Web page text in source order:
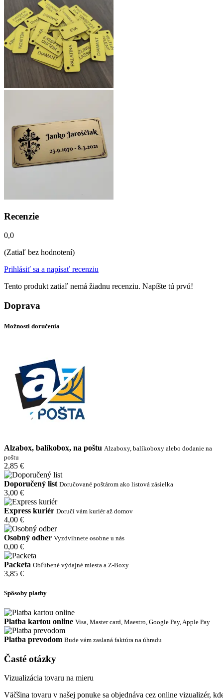
Recenzie
0,0
(Zatiaľ bez hodnotení)
Prihlásiť sa a napísať recenziu
Tento produkt zatiaľ nemá žiadnu recenziu. Napíšte tú prvú!
Doprava
Možnosti doručenia
Alzabox, balíkobox, na poštu Alzaboxy, balíkoboxy alebo dodanie na
poštu
2,85 €
Doporučený list Doručované poštárom ako listová zásielka
3,00 €
Express kuriér Doručí vám kuriér až domov
4,00 €
Osobný odber Vyzdvihnete osobne u nás
0,00 €
Packeta Obľúbené výdajné miesta a Z-Boxy
3,85 €
Spôsoby platby
Platba kartou online Visa, Master card, Maestro, Google Pay, Apple Pay
Platba prevodom Bude vám zaslaná faktúra na úhradu
Časté otázky
Vizualizácia tovaru na mieru
Väčšina tovaru v našej ponuke sa objednáva cez online vizualizér,